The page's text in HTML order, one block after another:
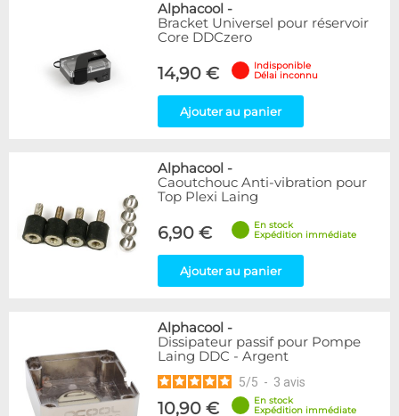
Alphacool -
Bracket Universel pour réservoir
Core DDCzero
14,90 €
Indisponible
Délai inconnu
Ajouter au panier
Alphacool -
Caoutchouc Anti-vibration pour
Top Plexi Laing
6,90 €
En stock
Expédition immédiate
Ajouter au panier
Alphacool -
Dissipateur passif pour Pompe
Laing DDC - Argent
5/5 - 3 avis
10,90 €
En stock
Expédition immédiate